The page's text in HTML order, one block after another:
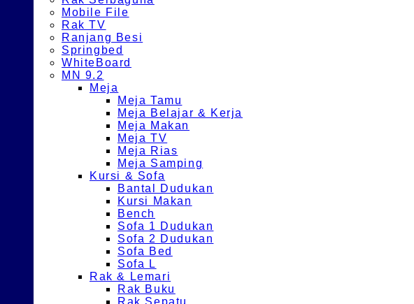
Mobile File
Rak TV
Ranjang Besi
Springbed
WhiteBoard
MN 9.2
Meja
Meja Tamu
Meja Belajar & Kerja
Meja Makan
Meja TV
Meja Rias
Meja Samping
Kursi & Sofa
Bantal Dudukan
Kursi Makan
Bench
Sofa 1 Dudukan
Sofa 2 Dudukan
Sofa Bed
Sofa L
Rak & Lemari
Rak Buku
Rak Sepatu